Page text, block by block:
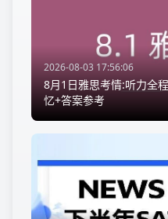
2026-08-03 17:56:06
8月1日雅思考情:听力全
忆+答案参考